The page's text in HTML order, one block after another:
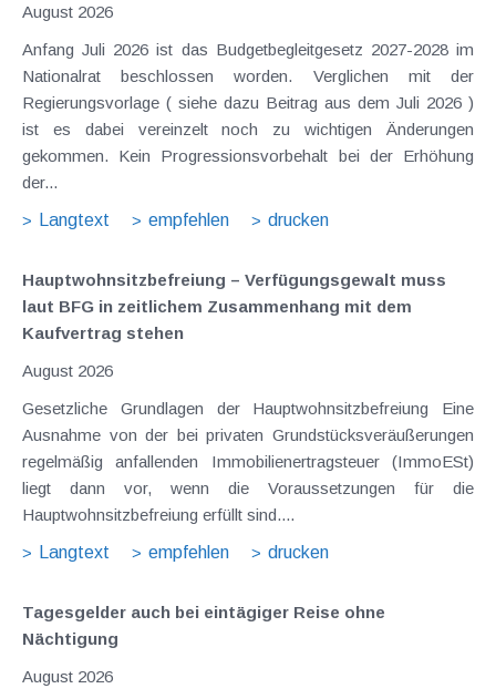
August 2026
Anfang Juli 2026 ist das Budgetbegleitgesetz 2027-2028 im
Nationalrat beschlossen worden. Verglichen mit der
Regierungsvorlage ( siehe dazu Beitrag aus dem Juli 2026 )
ist es dabei vereinzelt noch zu wichtigen Änderungen
gekommen. Kein Progressionsvorbehalt bei der Erhöhung
der...
Langtext
empfehlen drucken
Hauptwohnsitz​­befreiung – Verfügungsgewalt muss
laut BFG in zeitlichem Zusammenhang mit dem
Kaufvertrag stehen
August 2026
Gesetzliche Grundlagen der Hauptwohnsitzbefreiung Eine
Ausnahme von der bei privaten Grundstücksveräußerungen
regelmäßig anfallenden Immobilienertragsteuer (ImmoESt)
liegt dann vor, wenn die Voraussetzungen für die
Hauptwohnsitzbefreiung erfüllt sind....
Langtext
empfehlen drucken
Tagesgelder auch bei eintägiger Reise ohne
Nächtigung
August 2026